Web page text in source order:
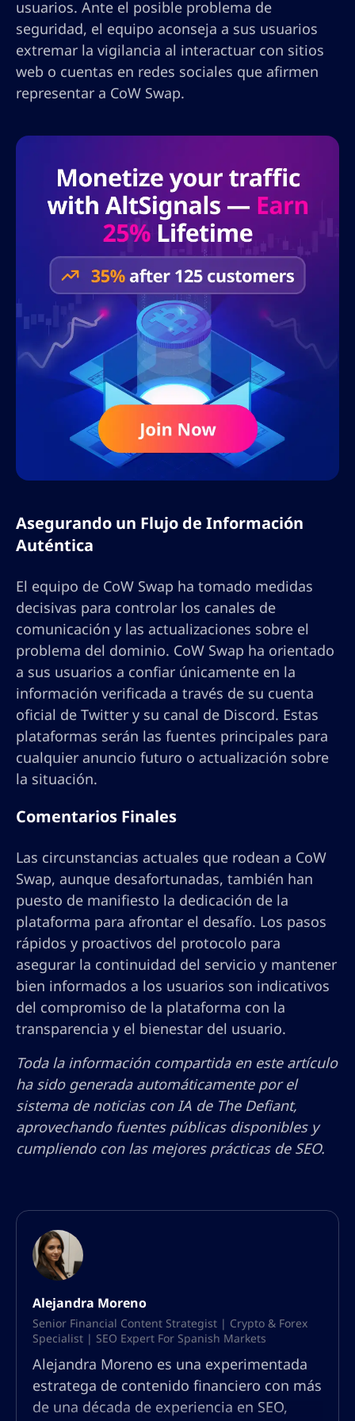
usuarios. Ante el posible problema de
seguridad, el equipo aconseja a sus usuarios
extremar la vigilancia al interactuar con sitios
web o cuentas en redes sociales que afirmen
representar a CoW Swap.
Asegurando un Flujo de Información
Auténtica
El equipo de CoW Swap ha tomado medidas
decisivas para controlar los canales de
comunicación y las actualizaciones sobre el
problema del dominio. CoW Swap ha orientado
a sus usuarios a confiar únicamente en la
información verificada a través de su cuenta
oficial de Twitter y su canal de Discord. Estas
plataformas serán las fuentes principales para
cualquier anuncio futuro o actualización sobre
la situación.
Comentarios Finales
Las circunstancias actuales que rodean a CoW
Swap, aunque desafortunadas, también han
puesto de manifiesto la dedicación de la
plataforma para afrontar el desafío. Los pasos
rápidos y proactivos del protocolo para
asegurar la continuidad del servicio y mantener
bien informados a los usuarios son indicativos
del compromiso de la plataforma con la
transparencia y el bienestar del usuario.
Toda la información compartida en este artículo
ha sido generada automáticamente por el
sistema de noticias con IA de The Defiant,
aprovechando fuentes públicas disponibles y
cumpliendo con las mejores prácticas de SEO.
Alejandra Moreno
Senior Financial Content Strategist | Crypto & Forex
Specialist | SEO Expert For Spanish Markets
Alejandra Moreno es una experimentada
estratega de contenido financiero con más
de una década de experiencia en SEO,